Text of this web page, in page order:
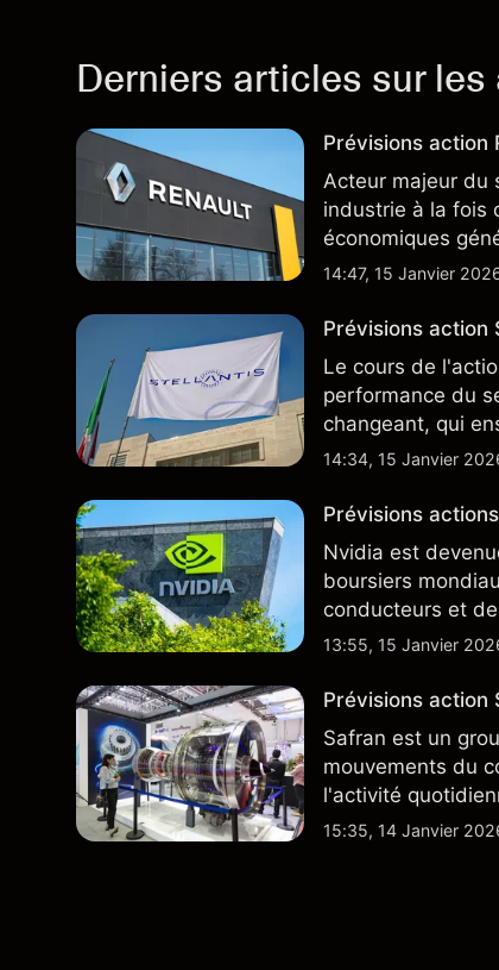
Derniers articles sur
Prévisions action
Acteur majeur du
industrie à la fois
économiques
14:47, 15 Janvier
Prévisions action
Le cours de
performance du
changeant, qui
négocie
14:34, 15 Janvier
Prévisions
Nvidia est
boursiers
conducteurs et
13:55, 15 Janvier
Prévisions action
Safran est un
mouvements du
l'activité
du marché
15:35, 14 Janvier